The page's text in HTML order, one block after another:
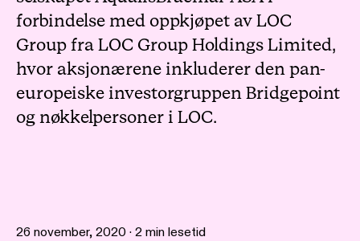
forbindelse med oppkjøpet av LOC
Group fra LOC Group Holdings Limited,
hvor aksjonærene inkluderer den pan-
europeiske investorgruppen Bridgepoint
og nøkkelpersoner i LOC.
26 november, 2020 · 2 min lesetid